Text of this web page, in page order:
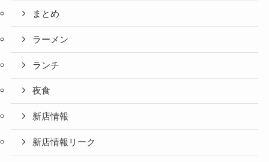
まとめ
ラーメン
ランチ
夜食
新店情報
新店情報リーク